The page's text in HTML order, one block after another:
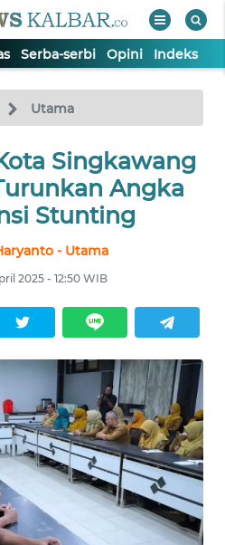
Serba-serbi Opini Indeks
Utama
Singkawang
Angka
Stunting
- Utama
2025 - 12:50 WIB